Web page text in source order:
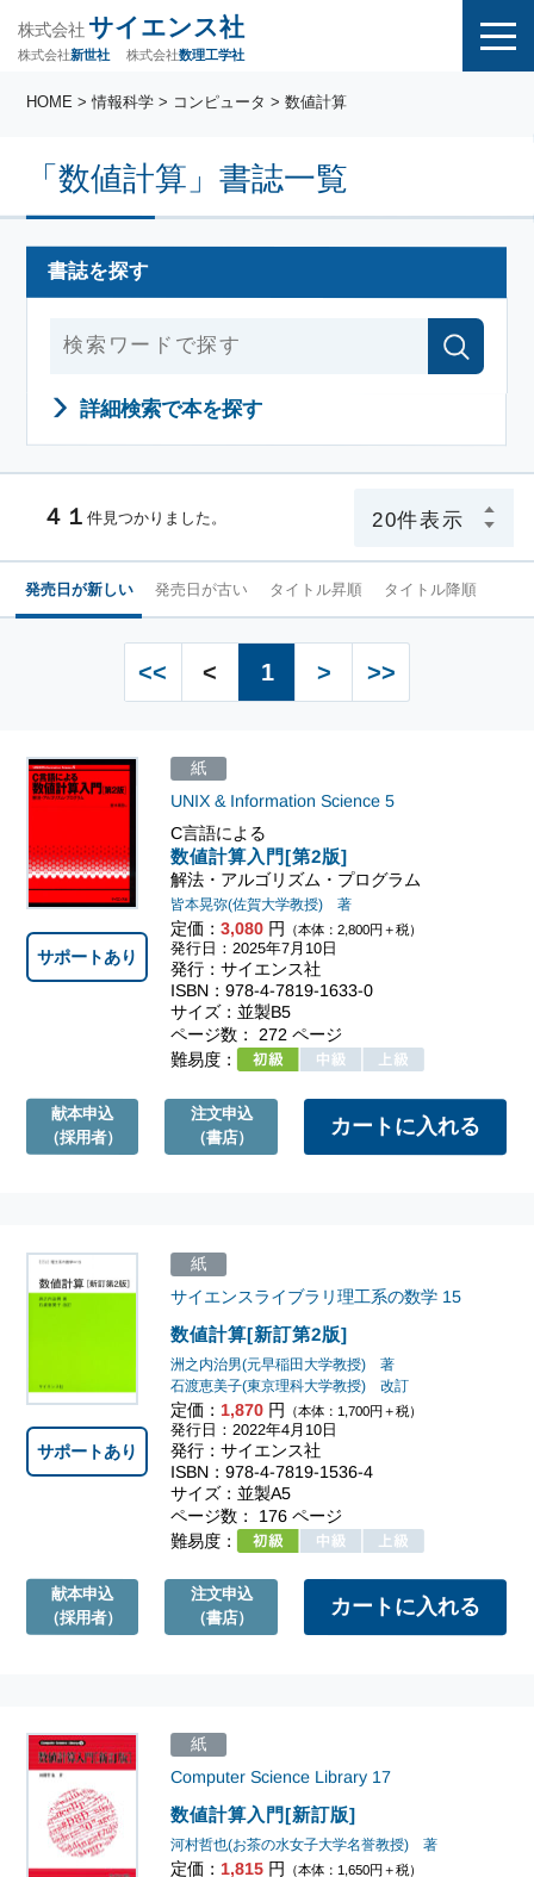
株式会社 サイエンス社
株式会社新世社 株式会社数理工学社
「数値計算」書誌一覧
HOME > 情報科学 > コンピュータ > 数値計算
書誌を探す
詳細検索で本を探す
４１ 件見つかりました。
発売日が新しい 発売日が古い タイトル昇順 タイトル降順
<< < 1 > >>
C言語による
数値計算入門[第2版]
解法・アルゴリズム・プログラム
UNIX & Information Science5
皆本晃弥(佐賀大学教授) 著
定価： 3,080円 （本体：2,800円＋税）
紙
発行日：2025年7月10日
発行：サイエンス社
ISBN：978-4-7819-1633-0
サイズ：並製B5
ページ数： 272 ページ
難易度：
サポートあり
献本申込
（採用者）
注文申込
（書店）
数値計算[新訂第2版]
サイエンスライブラリ理工系の数学15
洲之内治男(元早稲田大学教授) 著
石渡恵美子(東京理科大学教授) 改訂
定価： 1,870円 （本体：1,700円＋税）
紙
発行日：2022年4月10日
発行：サイエンス社
ISBN：978-4-7819-1536-4
サイズ：並製A5
ページ数： 176 ページ
難易度：
サポートあり
献本申込
（採用者）
注文申込
（書店）
数値計算入門[新訂版]
Computer Science Library17
河村哲也(お茶の水女子大学名誉教授) 著
定価： 1,815円 （本体：1,650円＋税）
紙